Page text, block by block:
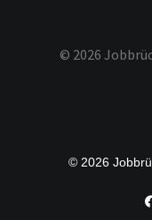
© 2026
© 2026